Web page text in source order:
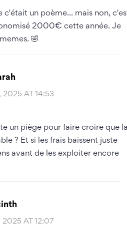
c'était un poème... mais non,
2000€ cette année. Je
🤣
2025 AT 14:53
un piège pour faire croire que
? Et si les frais baissent juste
avant de les exploiter encore
2025 AT 12:07